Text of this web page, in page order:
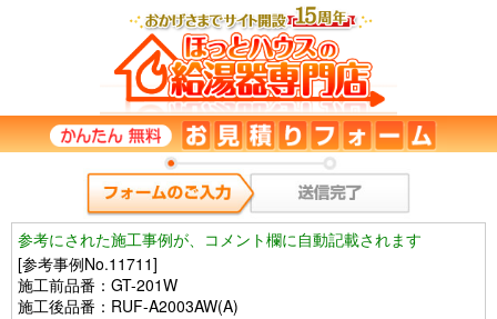
参考にされた施工事例が、コメント欄に自動記載されます
[参考事例No.11711]
施工前品番：GT-201W
施工後品番：RUF-A2003AW(A)